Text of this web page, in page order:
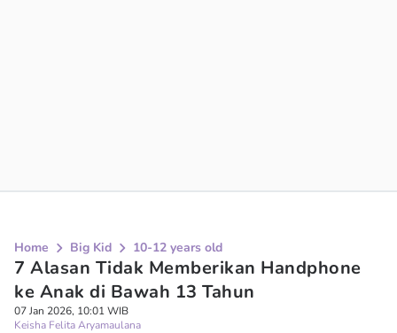
Home Big Kid 10-12 years old
7 Alasan Tidak Memberikan Handphone
ke Anak di Bawah 13 Tahun
07 Jan 2026, 10:01 WIB
Keisha Felita Aryamaulana